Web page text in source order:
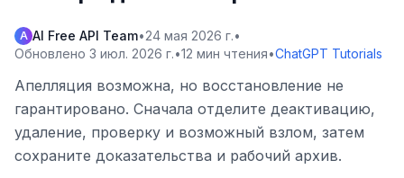
A AI Free API Team•24 мая 2026 г.•
Обновлено 3 июл. 2026 г.•12 мин чтения•ChatGPT Tutorials
Апелляция возможна, но восстановление не
гарантировано. Сначала отделите деактивацию,
удаление, проверку и возможный взлом, затем
сохраните доказательства и рабочий архив.